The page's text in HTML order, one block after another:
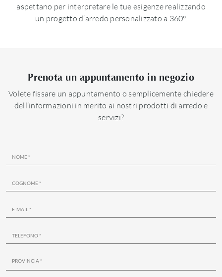
aspettano per interpretare le tue esigenze realizzando
un progetto d’arredo personalizzato a 360°.
Prenota un appuntamento in negozio
Volete fissare un appuntamento o semplicemente chiedere
dell’informazioni in merito ai nostri prodotti di arredo e
servizi?